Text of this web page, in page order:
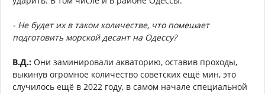
- Не будет их в таком количестве, что помешает
подготовить морской десант на Одессу?
В.Д.: Они заминировали акваторию, оставив проходы,
выкинув огромное количество советских ещё мин, это
случилось ещё в 2022 году, в самом начале специальной